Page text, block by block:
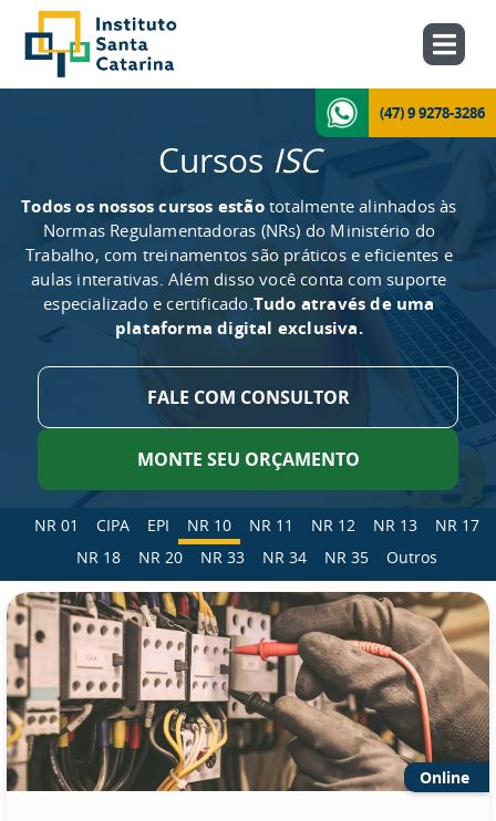
(47) 9 9278-3286
Cursos ISC
Todos os nossos cursos estãototalmente alinhados às
Normas Regulamentadoras (NRs) do Ministério do
Trabalho, com treinamentos são práticos e eficientes e
aulas interativas. Além disso você conta com suporte
especializado e certificado.Tudo através de uma
plataforma digital exclusiva.
FALE COM CONSULTOR
MONTE SEU ORÇAMENTO
NR 01 CIPA EPI NR 10 NR 11 NR 12 NR 13
NR 17
NR 18
NR 20 NR 33 NR 34 NR 35 Outros
Online